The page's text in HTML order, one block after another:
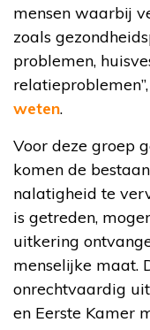
mensen waarbij
zoals
problemen,
relatieproblemen”,
weten.
Voor deze groep
komen de
nalatigheid te
is getreden,
uitkering
menselijke maat.
onrechtvaardig
en Eerste Kamer